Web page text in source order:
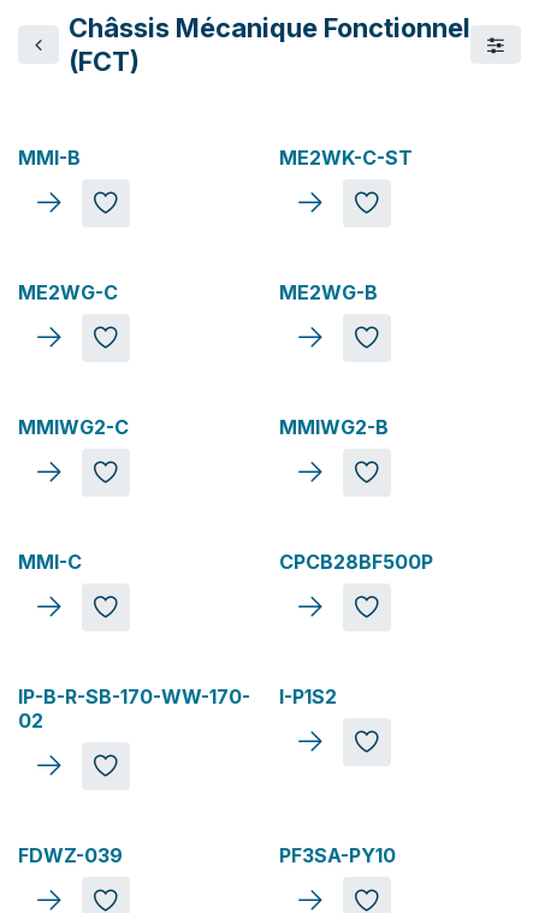
Châssis Mécanique Fonctionnel
(FCT)
Top Vente
MMI-B Top Vente
ME2WK-C-ST
Top Vente
ME2WG-C Top Vente
ME2WG-B
Top Vente
MMIWG2-C Top Vente
MMIWG2-B
Top Vente
MMI-C Nouveau
CPCB28BF500P
Nouveau
IP-B-R-SB-170-WW-170-
02
I-P1S2
FDWZ-039 Nouveau
PF3SA-PY10